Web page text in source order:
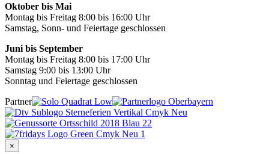
Oktober bis Mai
Montag bis Freitag 8:00 bis 16:00 Uhr
Samstag, Sonn- und Feiertage geschlossen
Juni bis September
Montag bis Freitag 8:00 bis 17:00 Uhr
Samstag 9:00 bis 13:00 Uhr
Sonntag und Feiertage geschlossen
Partner
×